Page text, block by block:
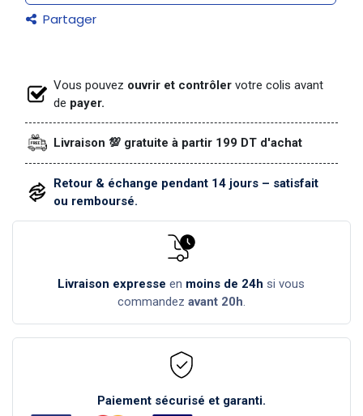
Partager
Vous pouvez ouvrir et contrôler votre colis avant
de payer.
Livraison 💯 gratuite à partir 199 DT d'achat
Retour & échange pendant 14 jours – satisfait
ou remboursé.
Livraison expresse en moins de 24h si vous
commandez avant 20h.
Paiement sécurisé et garanti.